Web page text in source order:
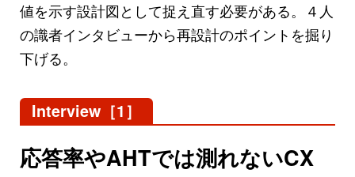
値を示す設計図として捉え直す必要がある。４人
の識者インタビューから再設計のポイントを掘り
下げる。
Interview［1］
応答率やAHTでは測れないCX